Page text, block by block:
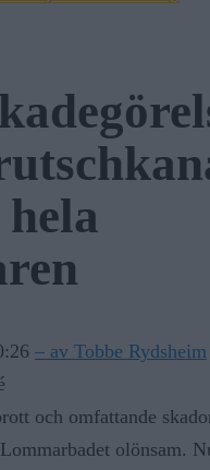
– av Tobbe Rydsheim
och omfattande
olönsam.